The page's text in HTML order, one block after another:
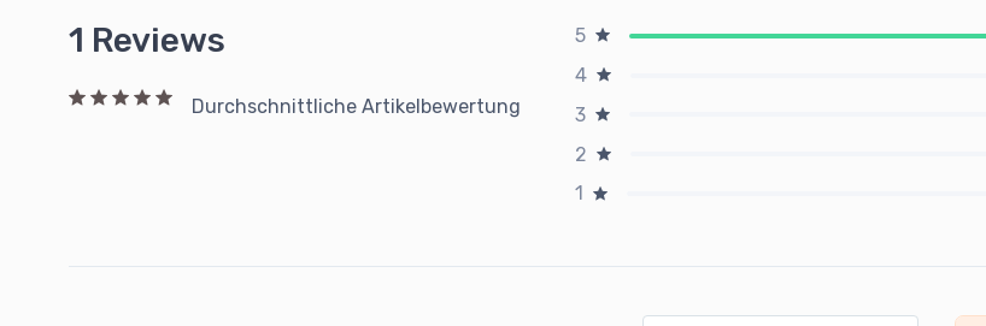
1 Reviews
Durchschnittliche Artikelbewertung
5
4
3
2
1